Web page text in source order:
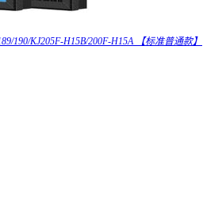
190/KJ205F-H15B/200F-H15A 【标准普通款】